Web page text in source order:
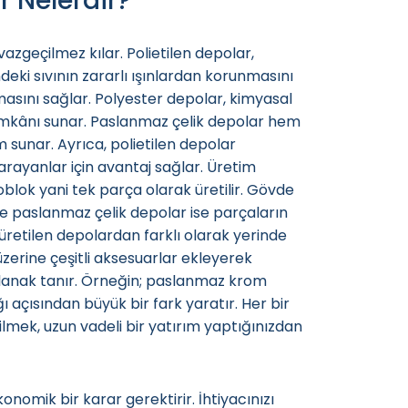
kılar. Polietilen depolar,
sıvının zararlı ışınlardan korunmasını
sağlar. Polyester depolar, kimyasal
sunar. Paslanmaz çelik depolar hem
sunar. Ayrıca, polietilen depolar
için avantaj sağlar. Üretim
yani tek parça olarak üretilir. Gövde
paslanmaz çelik depolar ise parçaların
depolardan farklı olarak yerinde
çeşitli aksesuarlar ekleyerek
tanır. Örneğin; paslanmaz krom
büyük bir fark yaratır. Her bir
uzun vadeli bir yatırım yaptığınızdan
bir karar gerektirir. İhtiyacınızı